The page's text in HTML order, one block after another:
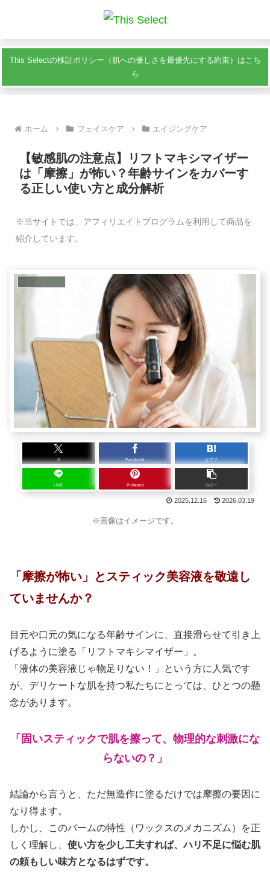
This Selectの検証ポリシー（肌への優しさを最優先にする約束）はこち
ら
ホーム フェイスケア エイジングケア
【敏感肌の注意点】リフトマキシマイザー
は「摩擦」が怖い？年齢サインをカバーす
る正しい使い方と成分解析
※当サイトでは、アフィリエイトプログラムを利用して商品を
紹介しています。
エイジングケア
X Facebook はてブ
LINE Pinterest コピー
2025.12.16 2026.03.19
※画像はイメージです。
「摩擦が怖い」とスティック美容液を敬遠し
ていませんか？
目元や口元の気になる年齢サインに、直接滑らせて引き上
げるように塗る「リフトマキシマイザー」。
「液体の美容液じゃ物足りない！」という方に人気です
が、デリケートな肌を持つ私たちにとっては、ひとつの懸
念があります。
「固いスティックで肌を擦って、物理的な刺激にな
らないの？」
結論から言うと、ただ無造作に塗るだけでは摩擦の要因に
なり得ます。
しかし、このバームの特性（ワックスのメカニズム）を正
しく理解し、 使い方を少し工夫すれば、ハリ不足に悩む肌
の頼もしい味方となるはずです。